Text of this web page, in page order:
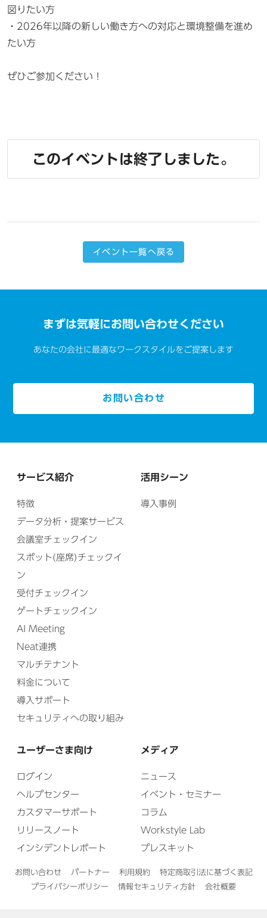
図りたい方
・2026年以降の新しい働き方への対応と環境整備を進め
たい方
ぜひご参加ください！
このイベントは終了しました。
イベント一覧へ戻る
まずは気軽にお問い合わせください
あなたの会社に最適なワークスタイルをご提案します
お問い合わせ
サービス紹介
特徴
データ分析・提案サービス
会議室チェックイン
スポット(座席)チェックイ
ン
受付チェックイン
ゲートチェックイン
AI Meeting
Neat連携
マルチテナント
料金について
導入サポート
セキュリティへの取り組み
活用シーン
導入事例
ユーザーさま向け
ログイン
ヘルプセンター
カスタマーサポート
リリースノート
インシデントレポート
メディア
ニュース
イベント・セミナー
コラム
Workstyle Lab
プレスキット
お問い合わせ パートナー 利用規約
特定商取引法に基づく表記
プライバシーポリシー
情報セキュリティ方針 会社概要